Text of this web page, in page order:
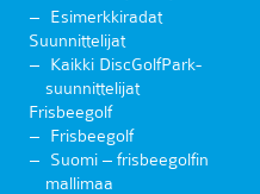
Esimerkkiradat
Suunnittelijat
Kaikki DiscGolfPark-
suunnittelijat
Frisbeegolf
Frisbeegolf
Suomi – frisbeegolfin
mallimaa